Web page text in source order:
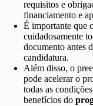
requisitos e
financiamento e
É importante que
cuidadosamente
documento antes
candidatura.
Além disso, o
pode acelerar o
todas as
benefícios do